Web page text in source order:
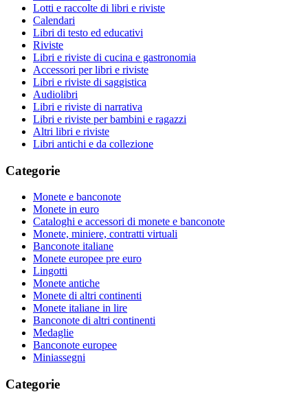
Lotti e raccolte di libri e riviste
Calendari
Libri di testo ed educativi
Riviste
Libri e riviste di cucina e gastronomia
Accessori per libri e riviste
Libri e riviste di saggistica
Audiolibri
Libri e riviste di narrativa
Libri e riviste per bambini e ragazzi
Altri libri e riviste
Libri antichi e da collezione
Categorie
Monete e banconote
Monete in euro
Cataloghi e accessori di monete e banconote
Monete, miniere, contratti virtuali
Banconote italiane
Monete europee pre euro
Lingotti
Monete antiche
Monete di altri continenti
Monete italiane in lire
Banconote di altri continenti
Medaglie
Banconote europee
Miniassegni
Categorie